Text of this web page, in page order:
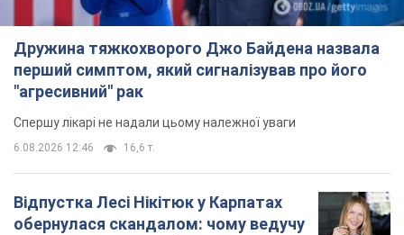
Дружина тяжкохворого Джо Байдена назвала
перший симптом, який сигналізував про його
"агресивний" рак
Спершу лікарі не надали цьому належної уваги
6.08.2026 12:46 16,6 т.
Відпустка Лесі Нікітюк у Карпатах
обернулася скандалом: чому ведучу